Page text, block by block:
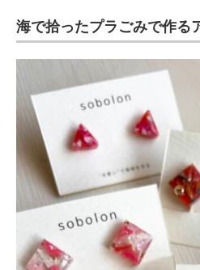
マーケ×ITの今がよく分かる
企業向けIT製品の総合サイト
IT製品の技術・比較・事例
製造業のIT導入・活用を支援
モノづくり技術者専門サイト
エレクトロニクス専門サイト
電子設計の基本と応用
海で拾ったプラごみで作る